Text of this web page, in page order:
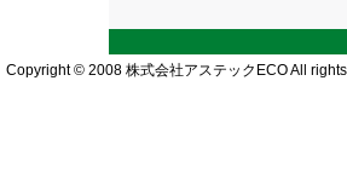
Copyright © 2008 株式会社アステックECO All